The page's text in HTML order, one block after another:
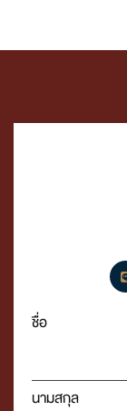
ชื่อ
นามสกุล